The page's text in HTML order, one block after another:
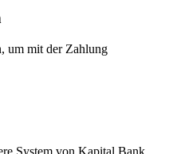
um mit der Zahlung